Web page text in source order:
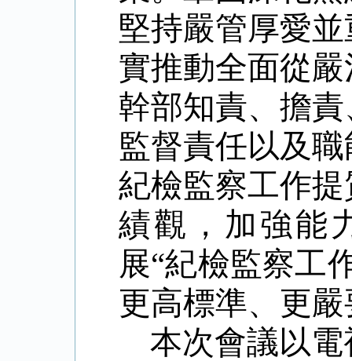
堅持嚴管厚愛
實推動全面從
幹部知責、擔
監督責任以及
紀檢監察工作
績觀，加強能
展“紀檢監察工
更高標準、更
本次會議以